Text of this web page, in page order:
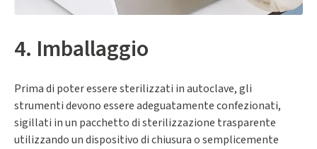
4. Imballaggio
Prima di poter essere sterilizzati in autoclave, gli
strumenti devono essere adeguatamente confezionati,
sigillati in un pacchetto di sterilizzazione trasparente
utilizzando un dispositivo di chiusura o semplicemente